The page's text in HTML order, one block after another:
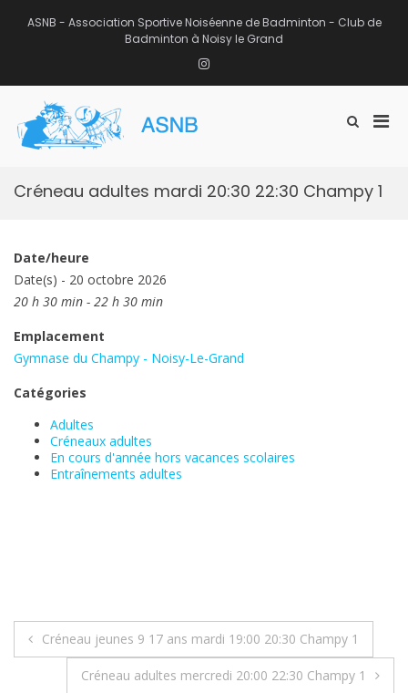
ASNB - Association Sportive Noiséenne de Badminton - Club de
Badminton à Noisy le Grand
Instagram
Afficher
recherche
Créneau adultes mardi 20:30 22:30 Champy 1
Date/heure
Date(s) - 20 octobre 2026
20 h 30 min - 22 h 30 min
Emplacement
Gymnase du Champy - Noisy-Le-Grand
Catégories
Adultes
Créneaux adultes
En cours d'année hors vacances scolaires
Entraînements adultes
Navigation
Créneau jeunes 9 17 ans mardi 19:00 20:30 Champy 1
Créneau adultes mercredi 20:00 22:30 Champy 1